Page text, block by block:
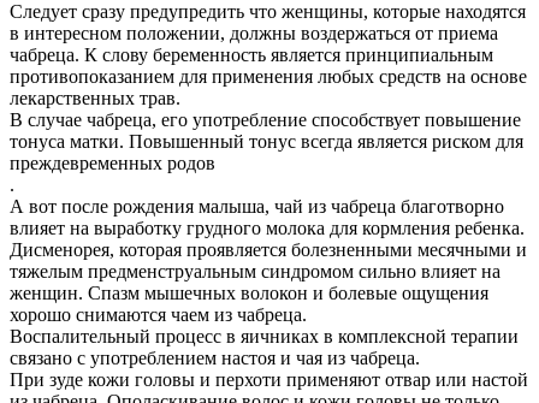
Следует сразу предупредить что женщины, которые находятся
в интересном положении, должны воздержаться от приема
чабреца. К слову беременность является принципиальным
противопоказанием для применения любых средств на основе
лекарственных трав.
В случае чабреца, его употребление способствует повышение
тонуса матки. Повышенный тонус всегда является риском для
преждевременных родов
.
А вот после рождения малыша, чай из чабреца благотворно
влияет на выработку грудного молока для кормления ребенка.
Дисменорея, которая проявляется болезненными месячными и
тяжелым предменструальным синдромом сильно влияет на
женщин. Спазм мышечных волокон и болевые ощущения
хорошо снимаются чаем из чабреца.
Воспалительный процесс в яичниках в комплексной терапии
связано с употреблением настоя и чая из чабреца.
При зуде кожи головы и перхоти применяют отвар или настой